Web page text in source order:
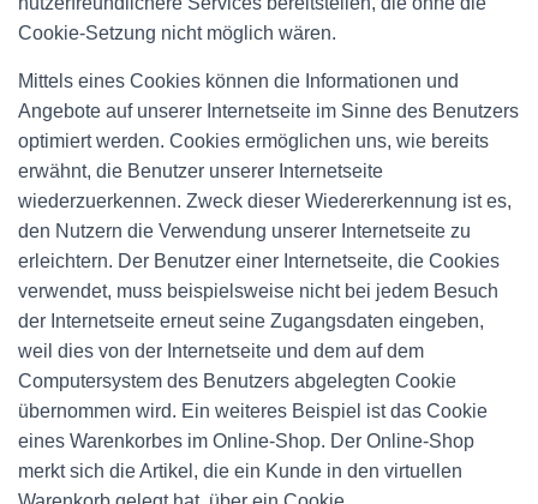
Cookie-Setzung nicht möglich wären.
Mittels eines Cookies können die Informationen und
Angebote auf unserer Internetseite im Sinne des Benutzers
optimiert werden. Cookies ermöglichen uns, wie bereits
erwähnt, die Benutzer unserer Internetseite
wiederzuerkennen. Zweck dieser Wiedererkennung ist es,
den Nutzern die Verwendung unserer Internetseite zu
erleichtern. Der Benutzer einer Internetseite, die Cookies
verwendet, muss beispielsweise nicht bei jedem Besuch
der Internetseite erneut seine Zugangsdaten eingeben,
weil dies von der Internetseite und dem auf dem
Computersystem des Benutzers abgelegten Cookie
übernommen wird. Ein weiteres Beispiel ist das Cookie
eines Warenkorbes im Online-Shop. Der Online-Shop
merkt sich die Artikel, die ein Kunde in den virtuellen